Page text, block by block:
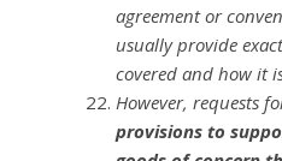
agreement or
usually provide
covered and how it
However, requests
provisions to